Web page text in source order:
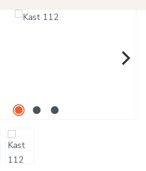
overslaan